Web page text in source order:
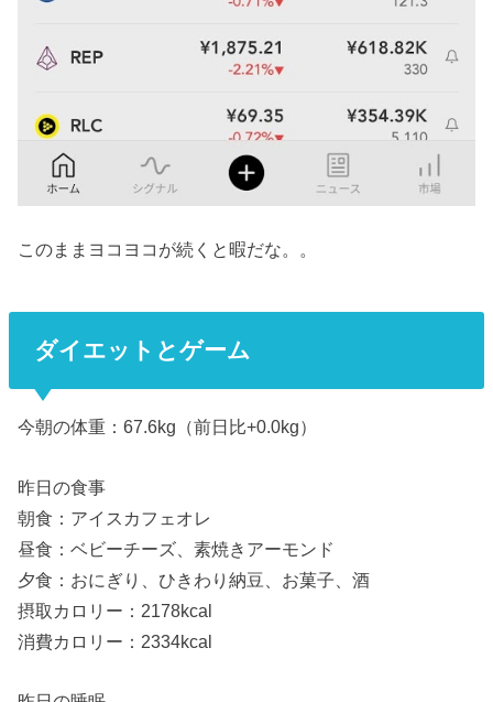
このままヨコヨコが続くと暇だな。。
ダイエットとゲーム
今朝の体重：67.6kg（前日比+0.0kg）
昨日の食事
朝食：アイスカフェオレ
昼食：ベビーチーズ、素焼きアーモンド
夕食：おにぎり、ひきわり納豆、お菓子、酒
摂取カロリー：2178kcal
消費カロリー：2334kcal